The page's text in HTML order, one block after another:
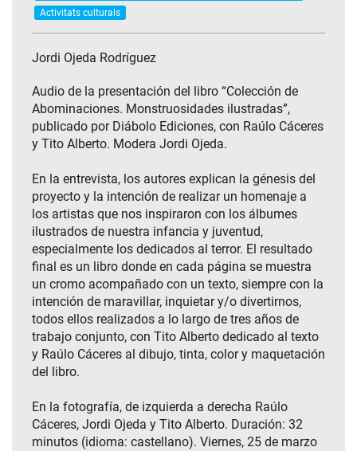
Activitats culturals
Jordi Ojeda Rodríguez
Audio de la presentación del libro “Colección de
Abominaciones. Monstruosidades ilustradas”,
publicado por Diábolo Ediciones, con Raúlo Cáceres
y Tito Alberto. Modera Jordi Ojeda.
En la entrevista, los autores explican la génesis del
proyecto y la intención de realizar un homenaje a
los artistas que nos inspiraron con los álbumes
ilustrados de nuestra infancia y juventud,
especialmente los dedicados al terror. El resultado
final es un libro donde en cada página se muestra
un cromo acompañado con un texto, siempre con la
intención de maravillar, inquietar y/o divertirnos,
todos ellos realizados a lo largo de tres años de
trabajo conjunto, con Tito Alberto dedicado al texto
y Raúlo Cáceres al dibujo, tinta, color y maquetación
del libro.
En la fotografía, de izquierda a derecha Raúlo
Cáceres, Jordi Ojeda y Tito Alberto. Duración: 32
minutos (idioma: castellano). Viernes, 25 de marzo